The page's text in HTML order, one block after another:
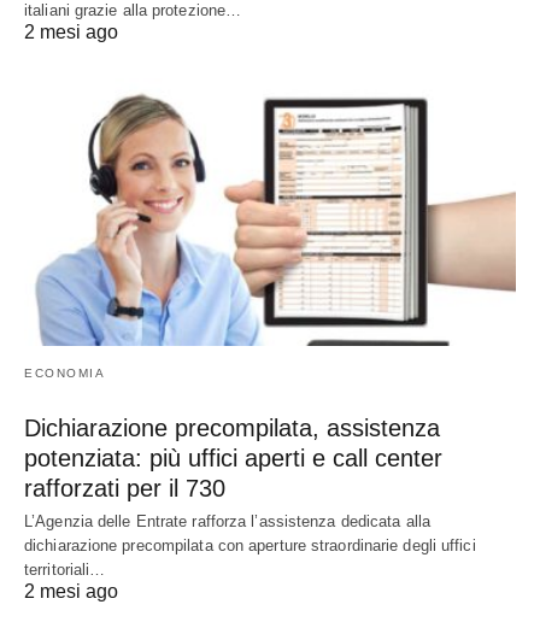
italiani grazie alla protezione…
2 mesi ago
ECONOMIA
Dichiarazione precompilata, assistenza
potenziata: più uffici aperti e call center
rafforzati per il 730
L’Agenzia delle Entrate rafforza l’assistenza dedicata alla
dichiarazione precompilata con aperture straordinarie degli uffici
territoriali…
2 mesi ago